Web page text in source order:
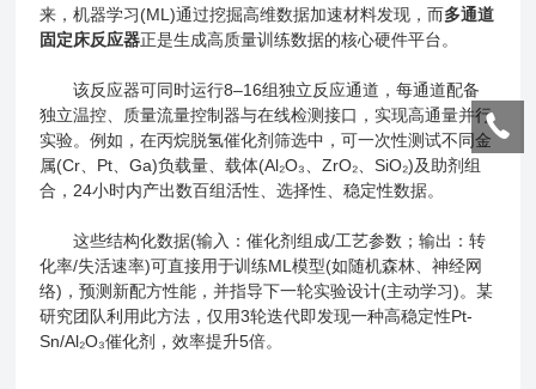
来，机器学习(ML)通过挖掘高维数据加速材料发现，而多通道
固定床反应器正是生成高质量训练数据的核心硬件平台。
该反应器可同时运行8–16组独立反应通道，每通道配备
独立温控、质量流量控制器与在线检测接口，实现高通量并行
实验。例如，在丙烷脱氢催化剂筛选中，可一次性测试不同金
属(Cr、Pt、Ga)负载量、载体(Al₂O₃、ZrO₂、SiO₂)及助剂组
合，24小时内产出数百组活性、选择性、稳定性数据。
这些结构化数据(输入：催化剂组成/工艺参数；输出：转
化率/失活速率)可直接用于训练ML模型(如随机森林、神经网
络)，预测新配方性能，并指导下一轮实验设计(主动学习)。某
研究团队利用此方法，仅用3轮迭代即发现一种高稳定性Pt-
Sn/Al₂O₃催化剂，效率提升5倍。